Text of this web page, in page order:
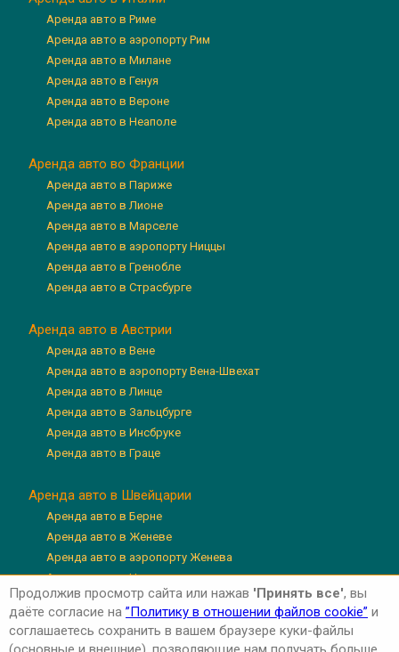
Аренда авто в Риме
Аренда авто в аэропорту Рим
Аренда авто в Милане
Аренда авто в Генуя
Аренда авто в Вероне
Аренда авто в Неаполе
Аренда авто во Франции
Аренда авто в Париже
Аренда авто в Лионе
Аренда авто в Марселе
Аренда авто в аэропорту Ниццы
Аренда авто в Гренобле
Аренда авто в Страсбурге
Аренда авто в Австрии
Аренда авто в Вене
Аренда авто в аэропорту Вена-Швехат
Аренда авто в Линце
Аренда авто в Зальцбурге
Аренда авто в Инсбруке
Аренда авто в Граце
Аренда авто в Швейцарии
Аренда авто в Берне
Аренда авто в Женеве
Аренда авто в аэропорту Женева
Аренда авто в Цюрихе
Аренда авто в аэропорту Цюрих
Аренда авто в Люцерне
Продолжив просмотр сайта или нажав 'Принять все', вы
даёте согласие на ”Политику в отношении файлов cookie” и
соглашаетесь сохранить в вашем браузере куки-файлы